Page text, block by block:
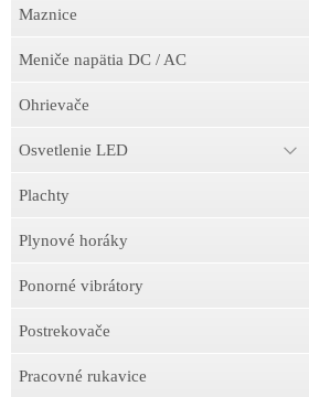
Maznice
Meniče napätia DC / AC
Ohrievače
Osvetlenie LED
Plachty
Plynové horáky
Ponorné vibrátory
Postrekovače
Pracovné rukavice